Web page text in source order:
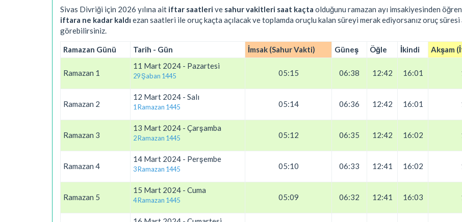
Sivas Divriği için 2026 yılına ait iftar saatlerive sahur vakitleri saat kaçta olduğunu ramazan ayı imsakiyesinden
iftara ne kadar kaldı ezan saatleri ile oruç kaçta açılacak ve toplamda oruçlu kalan süreyi merak ediyorsanız oruç süresi
görebilirsiniz.
Ramazan Günü Tarih - Gün İmsak (Sahur Vakti) Güneş Öğle İkindi Akşam
Ramazan 1
11 Mart 2024 - Pazartesi
29 Şaban 1445 05:15 06:38 12:42 16:01
Ramazan 2
12 Mart 2024 - Salı
1 Ramazan 1445 05:14 06:36 12:42 16:01
Ramazan 3
13 Mart 2024 - Çarşamba
2 Ramazan 1445 05:12 06:35 12:42 16:02
Ramazan 4
14 Mart 2024 - Perşembe
3 Ramazan 1445 05:10 06:33 12:41 16:02
Ramazan 5
15 Mart 2024 - Cuma
4 Ramazan 1445 05:09 06:32 12:41 16:03